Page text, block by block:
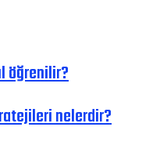
öğrenilir?
nelerdir?